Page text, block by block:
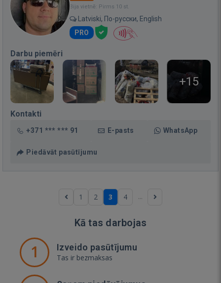
Bija vietnē: Pirms 10 st.
Latviski, По-русски, English
PRO
Darbu piemēri
+15
Kontakti
+371 *** *** 91 E-pasts WhatsApp
Piedāvāt pasūtījumu
1 2 3 4 ...
Kā tas darbojas
1 Izveido pasūtījumu
Tas ir bezmaksas